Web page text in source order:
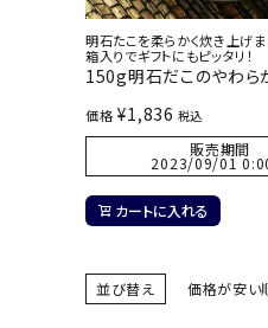
明石たこを柔らかく炊き上げま
箱入りでギフトにもピッタリ！
150g明石だこのやわら
価格 ¥1,836 税込
販売期間
2023/09/01
カートに入れる
並び替え 価格が安い